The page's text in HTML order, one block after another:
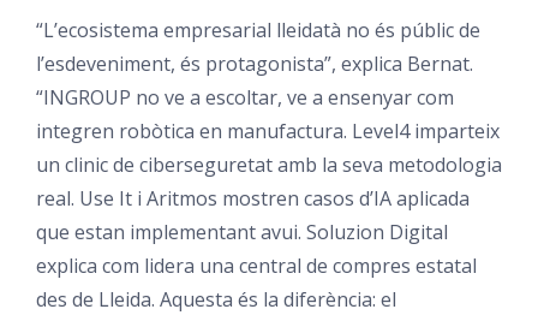
“L’ecosistema empresarial lleidatà no és públic de
l’esdeveniment, és protagonista”, explica Bernat.
“INGROUP no ve a escoltar, ve a ensenyar com
integren robòtica en manufactura. Level4 imparteix
un clinic de ciberseguretat amb la seva metodologia
real. Use It i Aritmos mostren casos d’IA aplicada
que estan implementant avui. Soluzion Digital
explica com lidera una central de compres estatal
des de Lleida. Aquesta és la diferència: el